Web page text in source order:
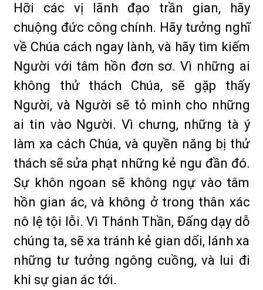
Hỡi các vị lãnh đạo trần gian, hãy
chuộng đức công chính. Hãy tưởng nghĩ
về Chúa cách ngay lành, và hãy tìm kiếm
Người với tâm hồn đơn sơ. Vì những ai
không thử thách Chúa, sẽ gặp thấy
Người, và Người sẽ tỏ mình cho những
ai tin vào Người. Vì chưng, những tà ý
làm xa cách Chúa, và quyền năng bị thử
thách sẽ sửa phạt những kẻ ngu đần đó.
Sự khôn ngoan sẽ không ngự vào tâm
hồn gian ác, và không ở trong thân xác
nô lệ tội lỗi. Vì Thánh Thần, Ðấng dạy dỗ
chúng ta, sẽ xa tránh kẻ gian dối, lánh xa
những tư tưởng ngông cuồng, và lui đi
khi sự gian ác tới.